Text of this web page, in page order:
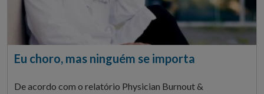
Eu choro, mas ninguém se importa
De acordo com o relatório Physician Burnout &